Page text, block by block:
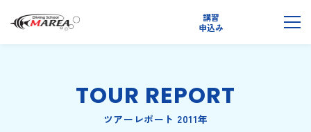
講習
申込み
TOUR REPORT
ツアーレポート 2011年